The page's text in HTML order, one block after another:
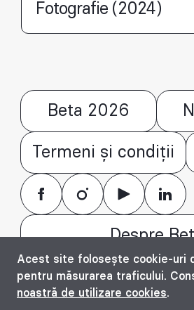
Fotografie (2024)
Acest site folosește cookie-uri
pentru măsurarea traficului.
noastră de utilizare cookies.
Beta 2026
Termeni și condiții
Despre
© Bienala timișoreană de
2016 - 2026. All rights reserved.